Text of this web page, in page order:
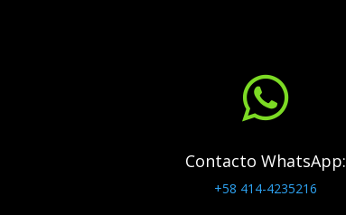

Contacto WhatsApp:
+58 414-4235216